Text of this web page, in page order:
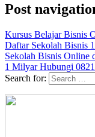
Post
Kursus Belajar Bisnis
Daftar Sekolah Bisnis
Sekolah Bisnis Online
1 Milyar Hubungi
Search for: